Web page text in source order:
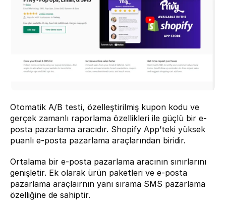
Otomatik A/B testi, özelleştirilmiş kupon kodu ve
gerçek zamanlı raporlama özellikleri ile güçlü bir e-
posta pazarlama aracıdır. Shopify App’teki yüksek
puanlı e-posta pazarlama araçlarından biridir.
Ortalama bir e-posta pazarlama aracının sınırlarını
genişletir. Ek olarak ürün paketleri ve e-posta
pazarlama araçlaırnın yanı sırama SMS pazarlama
özelliğine de sahiptir.